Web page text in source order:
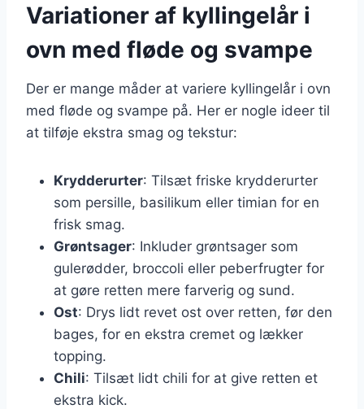
Variationer af kyllingelår i
ovn med fløde og svampe
Der er mange måder at variere kyllingelår i ovn
med fløde og svampe på. Her er nogle ideer til
at tilføje ekstra smag og tekstur:
Krydderurter: Tilsæt friske krydderurter
som persille, basilikum eller timian for en
frisk smag.
Grøntsager: Inkluder grøntsager som
gulerødder, broccoli eller peberfrugter for
at gøre retten mere farverig og sund.
Ost: Drys lidt revet ost over retten, før den
bages, for en ekstra cremet og lækker
topping.
Chili: Tilsæt lidt chili for at give retten et
ekstra kick.